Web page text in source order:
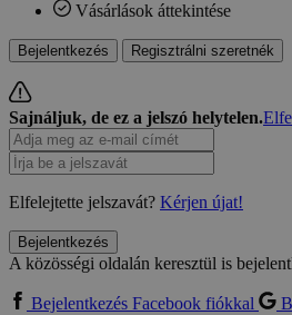
Vásárlások áttekintése
Bejelentkezés Regisztrálni szeretnék
Sajnáljuk, de ez a jelszó helytelen.
Elfelejtette jelszavát? Kérjen újat!
Bejelentkezés
A közösségi oldalán keresztül is
Bejelentkezés Facebook fiókkal